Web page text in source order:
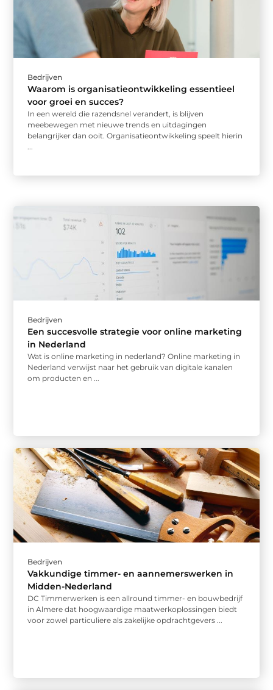
Bedrijven
Waarom is organisatieontwikkeling essentieel
voor groei en succes?
In een wereld die razendsnel verandert, is blijven
meebewegen met nieuwe trends en uitdagingen
belangrijker dan ooit. Organisatieontwikkeling speelt hierin
...
Bedrijven
Een succesvolle strategie voor online marketing
in Nederland
Wat is online marketing in nederland? Online marketing in
Nederland verwijst naar het gebruik van digitale kanalen
om producten en ...
Bedrijven
Vakkundige timmer- en aannemerswerken in
Midden-Nederland
DC Timmerwerken is een allround timmer- en bouwbedrijf
in Almere dat hoogwaardige maatwerkoplossingen biedt
voor zowel particuliere als zakelijke opdrachtgevers ...